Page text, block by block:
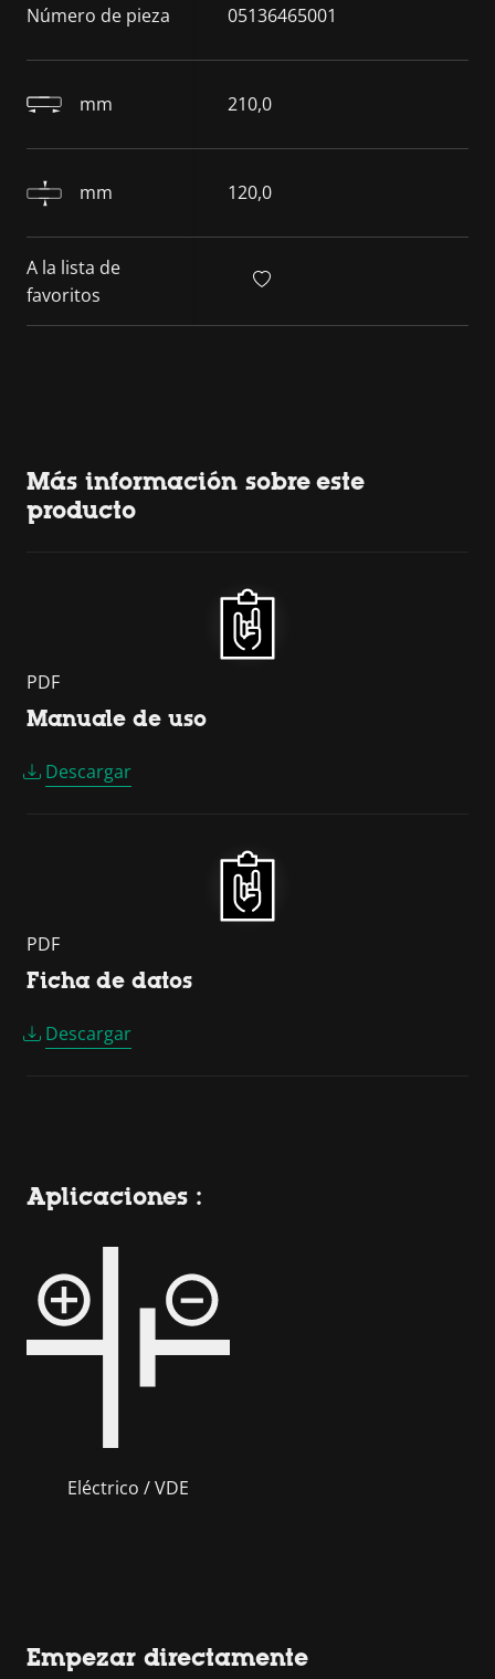
Número de pieza 05136465001
mm 210,0
mm 120,0
A la lista de
favoritos
Más información sobre este
producto
PDF
Manuale de uso
Descargar
PDF
Ficha de datos
Descargar
Aplicaciones :
Eléctrico / VDE
Empezar directamente